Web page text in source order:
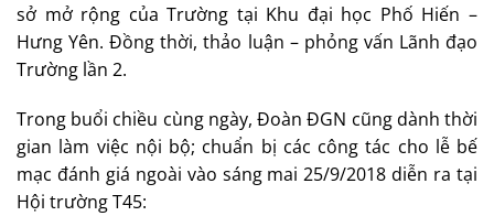
sở mở rộng của Trường tại Khu đại học Phố Hiến –
Hưng Yên. Đồng thời, thảo luận – phỏng vấn Lãnh đạo
Trường lần 2.
Trong buổi chiều cùng ngày, Đoàn ĐGN cũng dành thời
gian làm việc nội bộ; chuẩn bị các công tác cho lễ bế
mạc đánh giá ngoài vào sáng mai 25/9/2018 diễn ra tại
Hội trường T45: